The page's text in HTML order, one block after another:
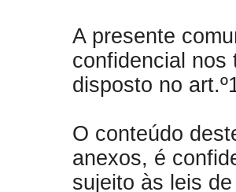
A presente
confidencial nos
disposto no
O conteúdo
anexos, é
sujeito às leis